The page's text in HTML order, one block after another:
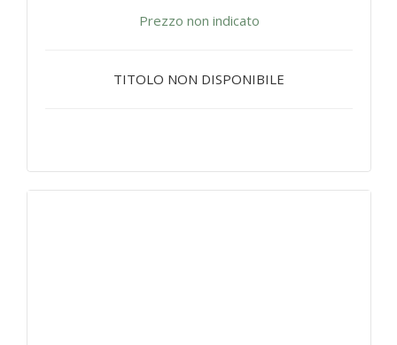
Prezzo non indicato
TITOLO NON DISPONIBILE